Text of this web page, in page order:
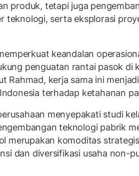
produk, tetapi juga
teknologi, serta eksplorasi
keandalan
penguatan rantai pasok di
Rahmad, kerja sama ini
terhadap ketahanan
menyepakati studi
teknologi pabrik
merupakan komoditas
dan diversifikasi usaha non-